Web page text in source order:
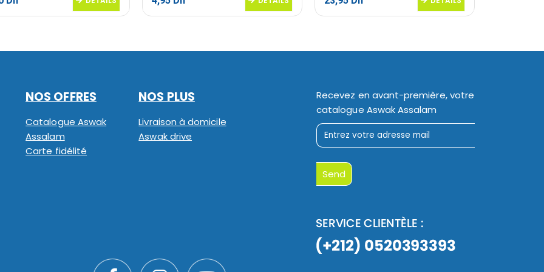
NOS OFFRES
Catalogue Aswak
Assalam
Carte fidélité
NOS PLUS
Livraison à domicile
Aswak drive
Recevez en avant-première, votre
catalogue Aswak Assalam